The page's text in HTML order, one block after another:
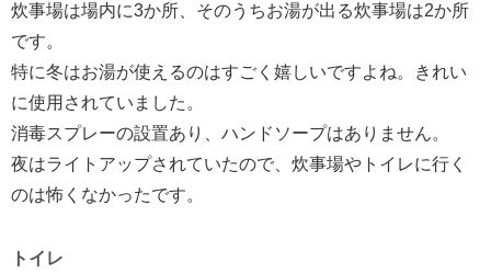
炊事場は場内に3か所、そのうちお湯が出る炊事場は2か所
です。
特に冬はお湯が使えるのはすごく嬉しいですよね。きれい
に使用されていました。
消毒スプレーの設置あり、ハンドソープはありません。
夜はライトアップされていたので、炊事場やトイレに行く
のは怖くなかったです。
トイレ